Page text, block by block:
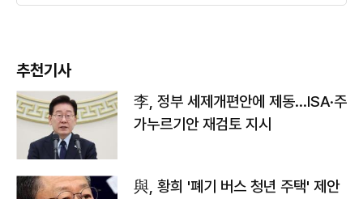
추천기사
李, 정부 세제개편안에 제동…ISA·주
가누르기안 재검토 지시
與, 황희 '폐기 버스 청년 주택' 제안